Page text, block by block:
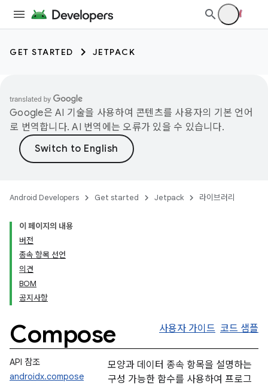
GET STARTED JETPACK
Google은 AI 기술을 사용하여 콘텐츠를 사용자의 기본 언어
로 번역합니다. AI 번역에는 오류가 있을 수 있습니다.
Android Developers Get started Jetpack 라이브러리
이 페이지의 내용
버전
종속 항목 선언
의견
BOM
공지사항
Compose 사용자 가이드 코드 샘플
API 참조
androidx.compose
모양과 데이터 종속 항목을 설명하는
구성 가능한 함수를 사용하여 프로그